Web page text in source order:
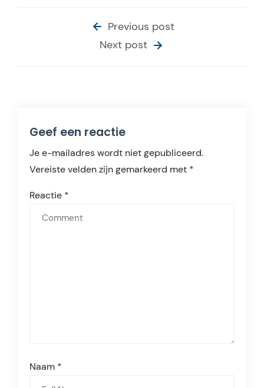
Previous post
Next post
Geef een reactie
Je e-mailadres wordt niet gepubliceerd.
Vereiste velden zijn gemarkeerd met *
Reactie *
Naam *